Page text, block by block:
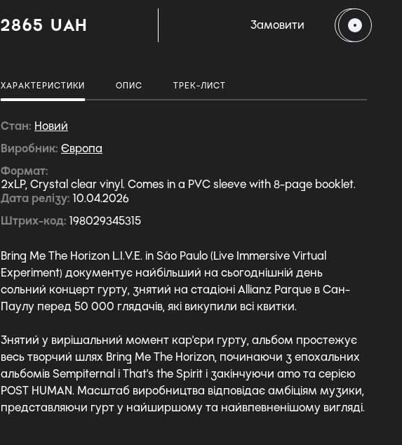
2865 UAH Замовити
ХАРАКТЕРИСТИКИ ОПИС ТРЕК-ЛИСТ
Стан Новий
Виробник Європа
Формат
2xLP, Crystal clear vinyl. Comes in a PVC sleeve with 8-page booklet.
Дата релізу 10.04.2026
Штрих-код 198029345315
Bring Me The Horizon L.I.V.E. in São Paulo (Live Immersive Virtual
Experiment) документує найбільший на сьогоднішній день
сольний концерт гурту, знятий на стадіоні Allianz Parque в Сан-
Паулу перед 50 000 глядачів, які викупили всі квитки.
Знятий у вирішальний момент кар'єри гурту, альбом простежує
весь творчий шлях Bring Me The Horizon, починаючи з епохальних
альбомів Sempiternal і That's the Spirit і закінчуючи amo та серією
POST HUMAN. Масштаб виробництва відповідає амбіціям музики,
представляючи гурт у найширшому та найвпевненішому вигляді.